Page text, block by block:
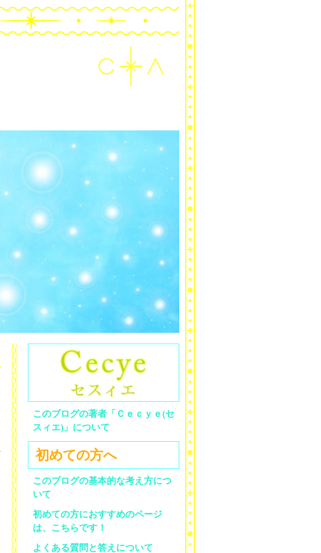
このブログの著者「Ｃｅｃｙｅ(セ
スィエ)」について
初めての方へ
このブログの基本的な考え方につ
いて
初めての方におすすめのページ
は、こちらです！
よくある質問と答えについて